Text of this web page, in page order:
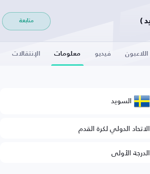
متابعة
اللاعبون فيديو معلومات الإنتقالات
السويد
الاتحاد الدولي لكرة القدم
الدرجة الأولى